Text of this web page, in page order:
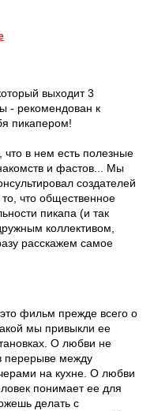
выходит 3
- рекомендован к
пикапером!
в нем есть полезные
и фастов... Мы
создателей
что общественное
пикапа (и так
коллективом,
расскажем самое
фильм прежде всего о
мы привыкли ее
О любви не
перерыве между
на кухне. О любви
понимает ее для
делать с